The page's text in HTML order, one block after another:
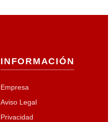
INFORMACIÓN
Empresa
Aviso Legal
Privacidad